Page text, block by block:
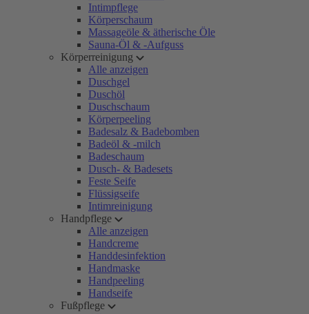
Intimpflege
Körperschaum
Massageöle & ätherische Öle
Sauna-Öl & -Aufguss
Körperreinigung
Alle anzeigen
Duschgel
Duschöl
Duschschaum
Körperpeeling
Badesalz & Badebomben
Badeöl & -milch
Badeschaum
Dusch- & Badesets
Feste Seife
Flüssigseife
Intimreinigung
Handpflege
Alle anzeigen
Handcreme
Handdesinfektion
Handmaske
Handpeeling
Handseife
Fußpflege